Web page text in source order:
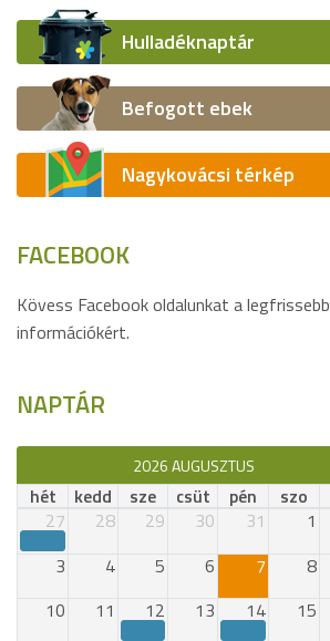
Hulladéknaptár
Befogott ebek
Nagykovácsi térkép
FACEBOOK
Kövess Facebook oldalunkat a legfrissebb
információkért.
NAPTÁR
2026 AUGUSZTUS
hét kedd sze csüt pén szo
27
28 29 30 31 1
3
4 5 6 7 8
10
11 12 13 14 15